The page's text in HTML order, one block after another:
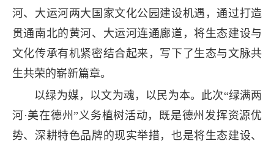
河、大运河两大国家文化公园建设机遇，通过打造
贯通南北的黄河、大运河连通廊道，将生态建设与
文化传承有机紧密结合起来，写下了生态与文脉共
生共荣的崭新篇章。
以绿为媒，以文为魂，以民为本。此次“绿满两
河·美在德州”义务植树活动，既是德州发挥资源优
势、深耕特色品牌的现实举措，也是将生态建设、